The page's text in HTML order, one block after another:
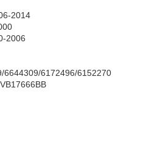
2014
2006
6644309/6172496/6152270